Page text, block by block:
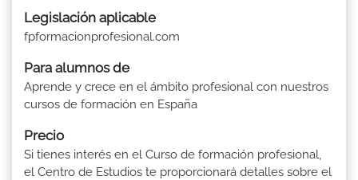
Legislación aplicable
fpformacionprofesional.com
Para alumnos de
Aprende y crece en el ámbito profesional con nuestros
cursos de formación en España
Precio
Si tienes interés en el Curso de formación profesional,
el Centro de Estudios te proporcionará detalles sobre el